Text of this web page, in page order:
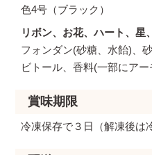
色4号（ブラック）
リボン、お花、ハート、星
フォンダン(砂糖、水飴)、
ビトール、香料(一部にア
賞味期限
冷凍保存で３日（解凍後は